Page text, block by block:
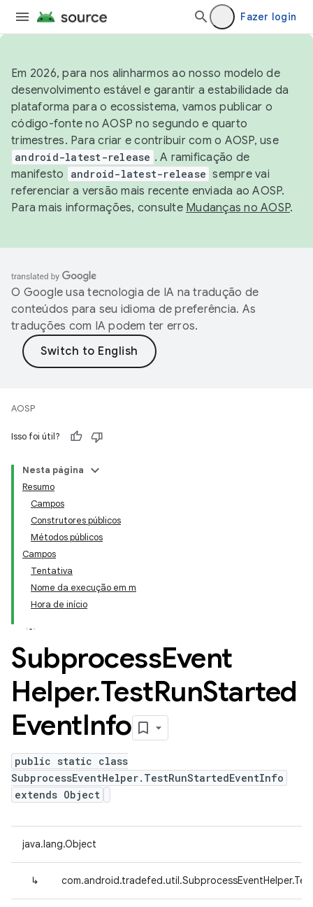
Fazer login
Em 2026, para nos alinharmos ao nosso modelo de
desenvolvimento estável e garantir a estabilidade da
plataforma para o ecossistema, vamos publicar o
código-fonte no AOSP no segundo e quarto
trimestres. Para criar e contribuir com o AOSP, use
android-latest-release . A ramificação de
manifesto
android-latest-release sempre vai
referenciar a versão mais recente enviada ao AOSP.
Para mais informações, consulte Mudanças no AOSP.
O Google usa tecnologia de IA na tradução de
conteúdos para seu idioma de preferência. As
traduções com IA podem ter erros.
AOSP
Isso foi útil?
Nesta página
Resumo
Campos
Construtores públicos
Métodos públicos
Campos
Tentativa
Nome da execução em m
Hora de início
SubprocessEvent
Helper.TestRunStarted
EventInfo
public static class
SubprocessEventHelper.TestRunStartedEventInfo
extends Object
java.lang.Object
↳